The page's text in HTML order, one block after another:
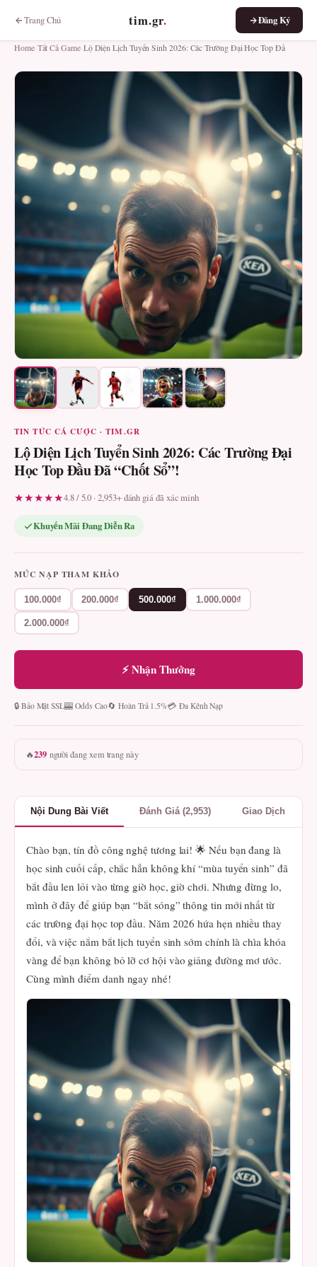
Trang Chủ tim.gr. Đăng Ký
Home› Tất Cả Game› Lộ Diện Lịch Tuyển Sinh 2026: Các Trường Đại Học Top Đầ
TIN TỨC CÁ CƯỢC · TIM.GR
Lộ Diện Lịch Tuyển Sinh 2026: Các Trường Đại
Học Top Đầu Đã “Chốt Sổ”!
★★★★★4.8 / 5.0 · 2,953+ đánh giá đã xác minh
Khuyến Mãi Đang Diễn Ra
MỨC NẠP THAM KHẢO
100.000₫ 200.000₫ 500.000₫ 1.000.000₫
2.000.000₫
⚡ Nhận Thưởng
🔒 Bảo Mật SSL🎰 Odds Cao🔄 Hoàn Trả 1.5%💳 Đa Kênh Nạp
🔥239người đang xem trang này
Nội Dung Bài Viết Đánh Giá (2,953) Giao Dịch
Chào bạn, tín đồ công nghệ tương lai! 🌟 Nếu bạn đang là
học sinh cuối cấp, chắc hẳn không khí “mùa tuyển sinh” đã
bắt đầu len lỏi vào từng giờ học, giờ chơi. Nhưng đừng lo,
mình ở đây để giúp bạn “bắt sóng” thông tin mới nhất từ
các trường đại học top đầu. Năm 2026 hứa hẹn nhiều thay
đổi, và việc nắm bắt lịch tuyển sinh sớm chính là chìa khóa
vàng để bạn không bỏ lỡ cơ hội vào giảng đường mơ ước.
Cùng mình điểm danh ngay nhé!